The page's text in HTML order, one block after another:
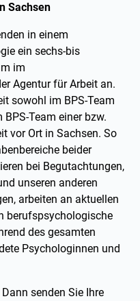
Sachsen
in einem
ein sechs-bis
im
Agentur für Arbeit an.
sowohl im BPS-Team
Team einer bzw.
vor Ort in Sachsen. So
beider
bei Begutachtungen,
unseren anderen
arbeiten an aktuellen
berufspsychologische
des gesamten
Psychologinnen und
senden Sie Ihre